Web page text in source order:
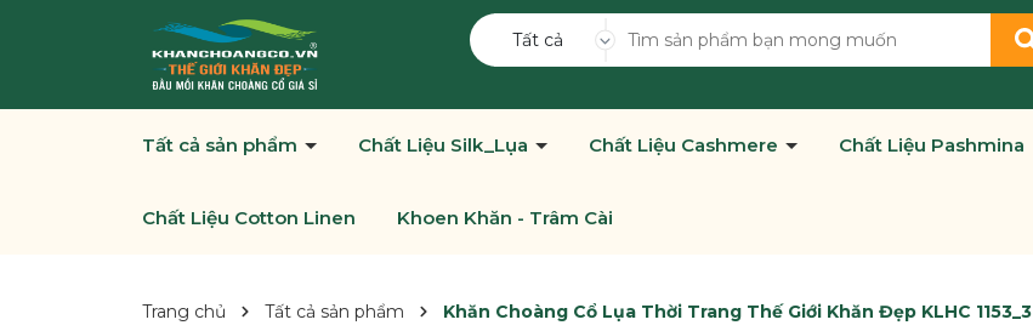
Tất cả
Tất cả sản phẩm Chất Liệu Silk_Lụa Chất Liệu Cashmere Chất Liệu Pashmina
Chất Liệu Cotton Linen Khoen Khăn - Trâm Cài
Trang chủ Tất cả sản phẩm Khăn Choàng Cổ Lụa Thời Trang Thế Giới Khăn Đẹp KLHC 1153_3